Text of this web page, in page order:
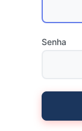
Senha